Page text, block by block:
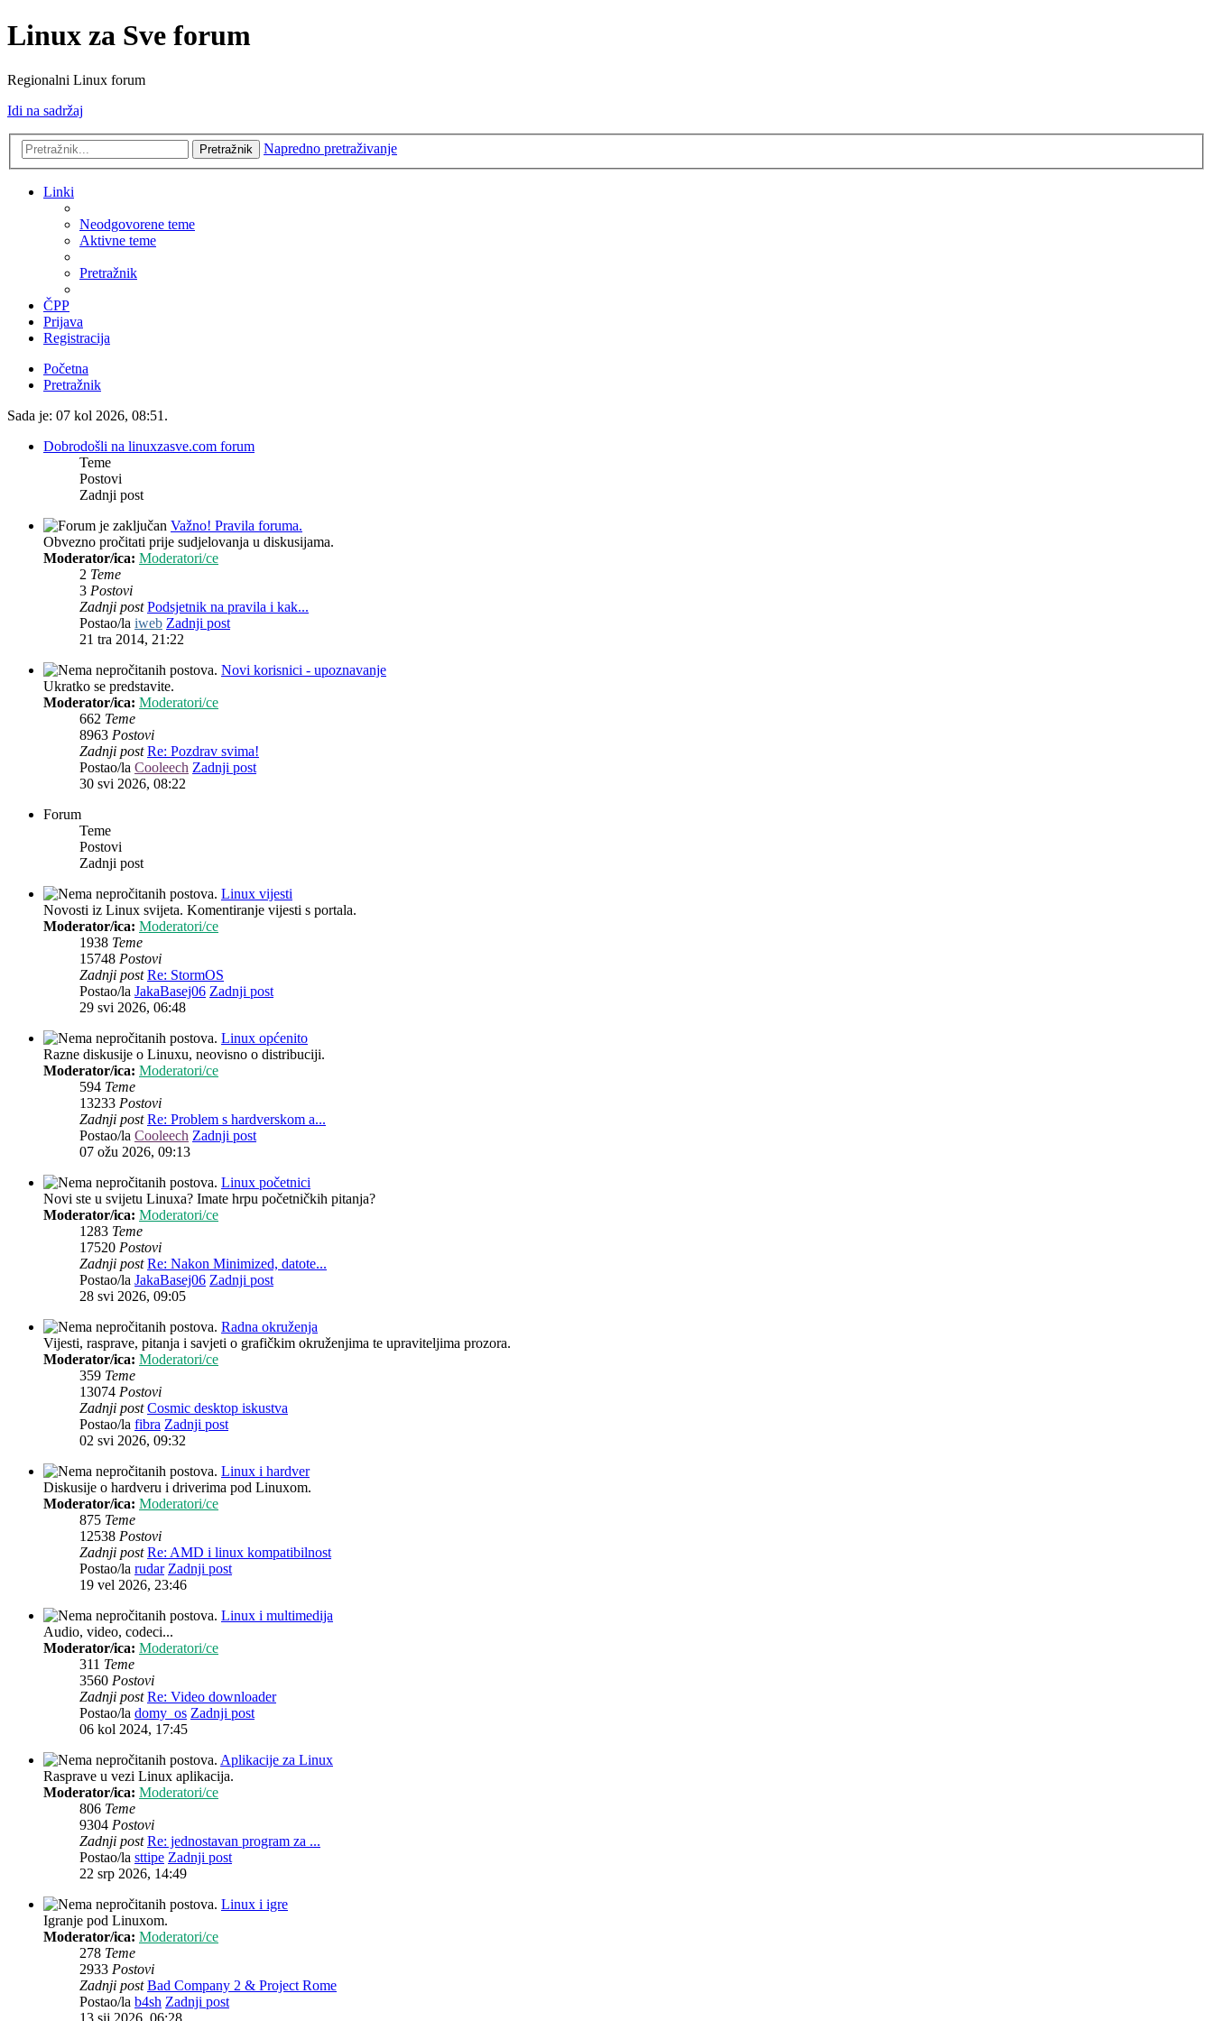
Linux za Sve forum
Regionalni Linux forum
Idi na sadržaj
Pretražnik Napredno pretraživanje
Linki
Neodgovorene teme
Aktivne teme
Pretražnik
ČPP
Prijava
Registracija
Početna
Pretražnik
Sada je: 07 kol 2026, 08:51.
Dobrodošli na linuxzasve.com forum
Teme
Postovi
Zadnji post
Važno! Pravila foruma.
Obvezno pročitati prije sudjelovanja u diskusijama.
Moderator/ica: Moderatori/ce
2 Teme
3 Postovi
Zadnji post Podsjetnik na pravila i kak...
Postao/la iweb Zadnji post
21 tra 2014, 21:22
Novi korisnici - upoznavanje
Ukratko se predstavite.
Moderator/ica: Moderatori/ce
662 Teme
8963 Postovi
Zadnji post Re: Pozdrav svima!
Postao/la Cooleech Zadnji post
30 svi 2026, 08:22
Forum
Teme
Postovi
Zadnji post
Linux vijesti
Novosti iz Linux svijeta. Komentiranje vijesti s portala.
Moderator/ica: Moderatori/ce
1938 Teme
15748 Postovi
Zadnji post Re: StormOS
Postao/la JakaBasej06 Zadnji post
29 svi 2026, 06:48
Linux općenito
Razne diskusije o Linuxu, neovisno o distribuciji.
Moderator/ica: Moderatori/ce
594 Teme
13233 Postovi
Zadnji post Re: Problem s hardverskom a...
Postao/la Cooleech Zadnji post
07 ožu 2026, 09:13
Linux početnici
Novi ste u svijetu Linuxa? Imate hrpu početničkih pitanja?
Moderator/ica: Moderatori/ce
1283 Teme
17520 Postovi
Zadnji post Re: Nakon Minimized, datote...
Postao/la JakaBasej06 Zadnji post
28 svi 2026, 09:05
Radna okruženja
Vijesti, rasprave, pitanja i savjeti o grafičkim okruženjima te upraviteljima prozora.
Moderator/ica: Moderatori/ce
359 Teme
13074 Postovi
Zadnji post Cosmic desktop iskustva
Postao/la fibra Zadnji post
02 svi 2026, 09:32
Linux i hardver
Diskusije o hardveru i driverima pod Linuxom.
Moderator/ica: Moderatori/ce
875 Teme
12538 Postovi
Zadnji post Re: AMD i linux kompatibilnost
Postao/la rudar Zadnji post
19 vel 2026, 23:46
Linux i multimedija
Audio, video, codeci...
Moderator/ica: Moderatori/ce
311 Teme
3560 Postovi
Zadnji post Re: Video downloader
Postao/la domy_os Zadnji post
06 kol 2024, 17:45
Aplikacije za Linux
Rasprave u vezi Linux aplikacija.
Moderator/ica: Moderatori/ce
806 Teme
9304 Postovi
Zadnji post Re: jednostavan program za ...
Postao/la sttipe Zadnji post
22 srp 2026, 14:49
Linux i igre
Igranje pod Linuxom.
Moderator/ica: Moderatori/ce
278 Teme
2933 Postovi
Zadnji post Bad Company 2 & Project Rome
Postao/la b4sh Zadnji post